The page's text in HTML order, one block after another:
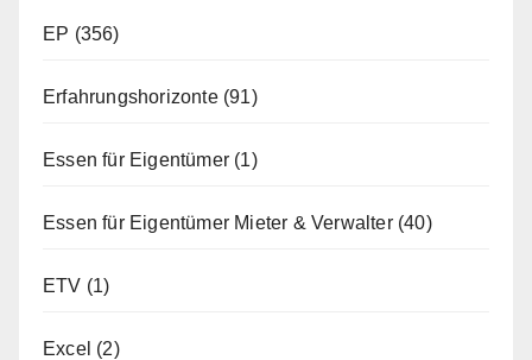
EP (356)
Erfahrungshorizonte(91)
Essen für Eigentümer (1)
Essen für Eigentümer Mieter & Verwalter(40)
ETV (1)
Excel (2)